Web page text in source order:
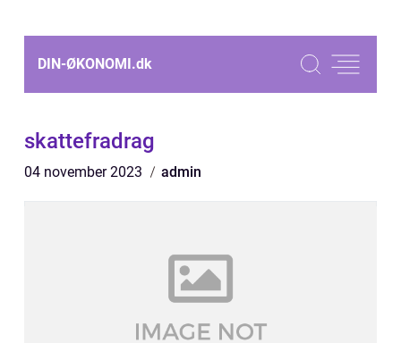
DIN-ØKONOMI.dk
skattefradrag
04 november 2023 admin